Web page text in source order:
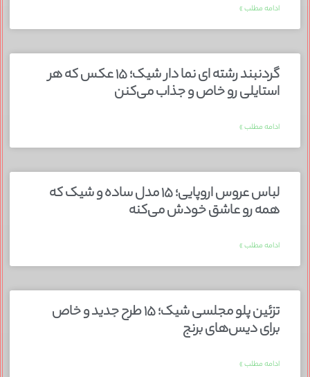
ادامه مطلب »
گردنبند رشته ای نما دار شیک؛ ۱۵ عکس که هر
استایلی رو خاص و جذاب می‌کنن
ادامه مطلب »
لباس عروس اروپایی؛ ۱۵ مدل ساده و شیک که
همه رو عاشق خودش می‌کنه
ادامه مطلب »
تزئین پلو مجلسی شیک؛ ۱۵ طرح جدید و خاص
برای دیس‌های برنج
ادامه مطلب »